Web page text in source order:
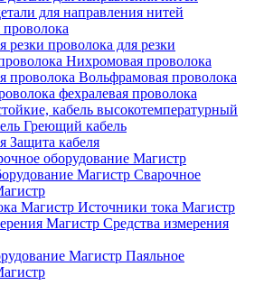
для направления нитей
проволока
проволока для резки
Нихромовая проволока
Вольфрамовая проволока
фехралевая проволока
кабель высокотемпературный
Греющий кабель
Защита кабеля
оборудование Магистр
Сварочное
Источники тока Магистр
Средства измерения
Паяльное